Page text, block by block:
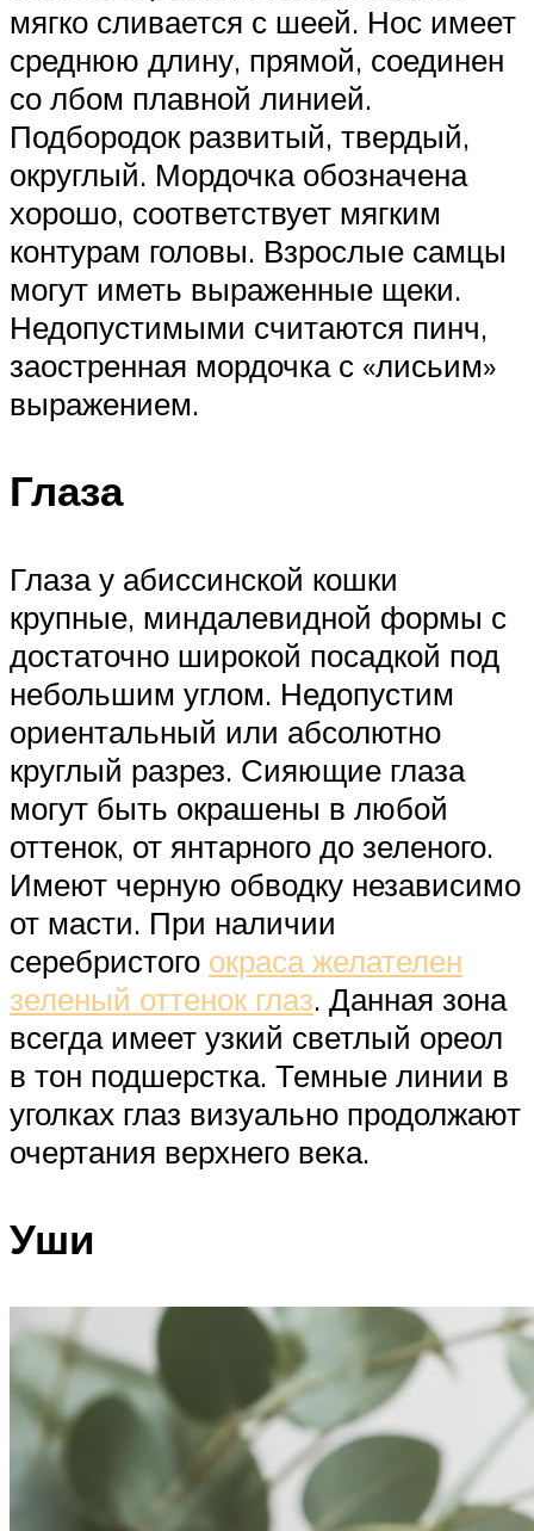
мягко сливается с шеей. Нос имеет
среднюю длину, прямой, соединен
со лбом плавной линией.
Подбородок развитый, твердый,
округлый. Мордочка обозначена
хорошо, соответствует мягким
контурам головы. Взрослые самцы
могут иметь выраженные щеки.
Недопустимыми считаются пинч,
заостренная мордочка с «лисьим»
выражением.
Глаза
Глаза у абиссинской кошки
крупные, миндалевидной формы с
достаточно широкой посадкой под
небольшим углом. Недопустим
ориентальный или абсолютно
круглый разрез. Сияющие глаза
могут быть окрашены в любой
оттенок, от янтарного до зеленого.
Имеют черную обводку независимо
от масти. При наличии
серебристого окраса желателен
зеленый оттенок глаз. Данная зона
всегда имеет узкий светлый ореол
в тон подшерстка. Темные линии в
уголках глаз визуально продолжают
очертания верхнего века.
Уши